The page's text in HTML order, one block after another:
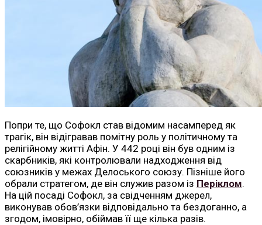
Попри те, що Софокл став відомим насамперед як
трагік, він відігравав помітну роль у політичному та
релігійному житті Афін. У 442 році він був одним із
скарбників, які контролювали надходження від
союзників у межах Делоського союзу. Пізніше його
обрали стратегом, де він служив разом із Періклом.
На цій посаді Софокл, за свідченням джерел,
виконував обов’язки відповідально та бездоганно, а
згодом, імовірно, обіймав її ще кілька разів.